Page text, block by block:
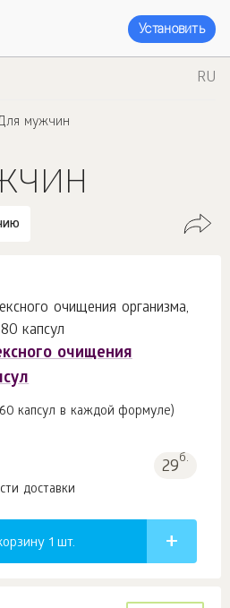
Установить
RU
мужчин
очищения
капсул в каждой формуле)
29б.
доставки
1 шт.